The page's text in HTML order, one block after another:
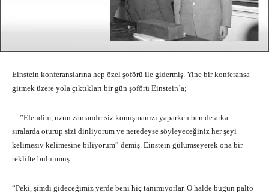
Einstein konferanslarına hep özel şoförü ile gidermiş. Yine bir konferansa
gitmek üzere yola çıktıkları bir gün şoförü Einstein’a;
…”Efendim, uzun zamandır siz konuşmanızı yaparken ben de arka
sıralarda oturup sizi dinliyorum ve neredeyse söyleyeceğiniz her şeyi
kelimesiv kelimesine biliyorum” demiş. Einstein gülümseyerek ona bir
teklifte bulunmuş:
“Peki, şimdi gideceğimiz yerde beni hiç tanımıyorlar. O halde bugün palto